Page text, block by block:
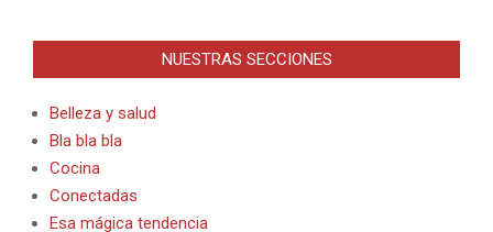
NUESTRAS SECCIONES
Belleza y salud
Bla bla bla
Cocina
Conectadas
Esa mágica tendencia